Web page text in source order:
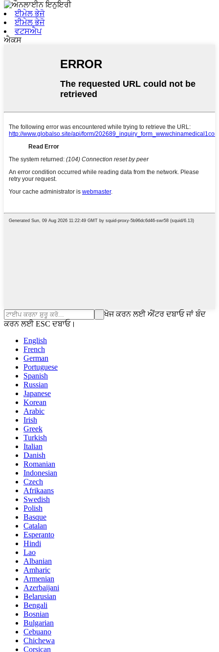
ਈਮੇਲ ਭੇਜੋ
ਈਮੇਲ ਭੇਜੋ
ਵਟਸਐਪ
ਐਕਸ
ਖੋਜ ਕਰਨ ਲਈ ਐਂਟਰ ਦਬਾਓ ਜਾਂ ਬੰਦ
ਕਰਨ ਲਈ ESC ਦਬਾਓ।
English
French
German
Portuguese
Spanish
Russian
Japanese
Korean
Arabic
Irish
Greek
Turkish
Italian
Danish
Romanian
Indonesian
Czech
Afrikaans
Swedish
Polish
Basque
Catalan
Esperanto
Hindi
Lao
Albanian
Amharic
Armenian
Azerbaijani
Belarusian
Bengali
Bosnian
Bulgarian
Cebuano
Chichewa
Corsican